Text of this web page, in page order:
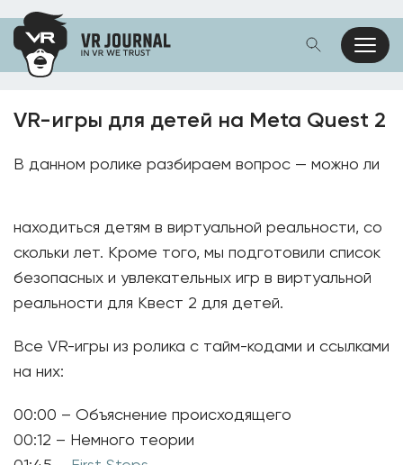
VR-игры для детей на Meta Quest 2
В данном ролике разбираем вопрос — можно ли
находиться детям в виртуальной реальности, со
скольки лет. Кроме того, мы подготовили список
безопасных и увлекательных игр в виртуальной
реальности для Квест 2 для детей.
Все VR-игры из ролика с тайм-кодами и ссылками
на них:
00:00 – Объяснение происходящего
00:12 – Немного теории